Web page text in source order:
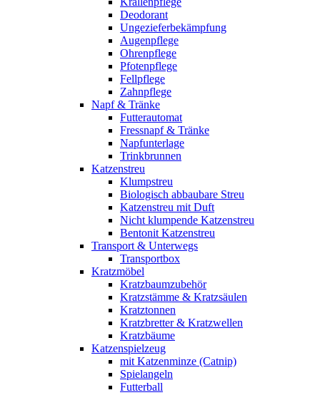
Deodorant
Ungezieferbekämpfung
Augenpflege
Ohrenpflege
Pfotenpflege
Fellpflege
Zahnpflege
Napf & Tränke
Futterautomat
Fressnapf & Tränke
Napfunterlage
Trinkbrunnen
Katzenstreu
Klumpstreu
Biologisch abbaubare Streu
Katzenstreu mit Duft
Nicht klumpende Katzenstreu
Bentonit Katzenstreu
Transport & Unterwegs
Transportbox
Kratzmöbel
Kratzbaumzubehör
Kratzstämme & Kratzsäulen
Kratztonnen
Kratzbretter & Kratzwellen
Kratzbäume
Katzenspielzeug
mit Katzenminze (Catnip)
Spielangeln
Futterball